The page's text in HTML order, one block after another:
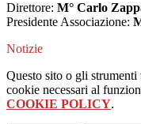
Direttore: M° Carlo
Presidente Associazione:
Notizie
Questo sito o gli
cookie necessari al
COOKIE POLICY.